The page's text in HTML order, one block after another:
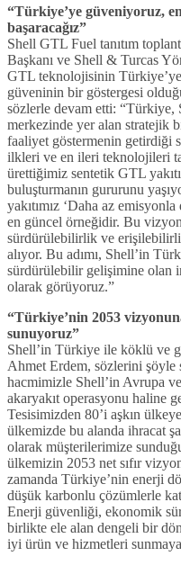
“Türkiye’ye güveniyoruz,
başaracağız”
Shell GTL Fuel tanıtım
Başkanı ve Shell & Turcas
GTL teknolojisinin
güveninin bir göstergesi
sözlerle devam etti: “Türkiye,
merkezinde yer alan stratejik
faaliyet göstermenin getirdiği
ilkleri ve en ileri teknolojileri
ürettiğimiz sentetik GTL
buluşturmanın gururunu
yakıtımız ‘Daha az
en güncel örneğidir. Bu
sürdürülebilirlik ve
alıyor. Bu adımı, Shell’in
sürdürülebilir gelişimine olan
olarak görüyoruz.”
“Türkiye’nin 2053
sunuyoruz”
Shell’in Türkiye ile köklü ve
Ahmet Erdem, sözlerini şöyle
hacmimizle Shell’in Avrupa
akaryakıt operasyonu haline
Tesisimizden 80’i aşkın
ülkemizde bu alanda ihracat
olarak müşterilerimize
ülkemizin 2053 net sıfır
zamanda Türkiye’nin enerji
düşük karbonlu çözümlerle
Enerji güvenliği, ekonomik
birlikte ele alan dengeli bir
iyi ürün ve hizmetleri